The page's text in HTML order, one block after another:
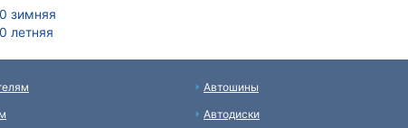
зимняя
летняя
Автошины
Автодиски